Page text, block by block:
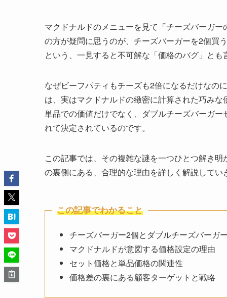
マクドナルドのメニューを見て「チーズバーガ
の方が疑問に思うのが、チーズバーガーを2個買
という、一見すると不可解な「価格のバグ」とも
なぜビーフパティもチーズも2倍になるだけなの
は、実はマクドナルドの緻密に計算された巧み
単品での価値だけでなく、ダブルチーズバーガ
れて決定されているのです。
この記事では、その複雑な謎を一つひとつ解き
の裏側にある、合理的な理由を詳しく解説してい
この記事でわかること
チーズバーガー2個とダブルチーズバーガ
マクドナルドが意図する価格設定の理由
セット価格と単品価格の関連性
価格差の裏にある顧客ターゲットと戦略